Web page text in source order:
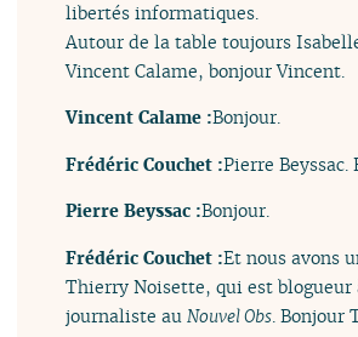
libertés informatiques.
Autour de la table toujours
Vincent Calame, bonjour Vincent.
Vincent Calame :Bonjour.
Frédéric Couchet :Pierre Beyssac.
Pierre Beyssac :Bonjour.
Frédéric Couchet :Et nous avons
Thierry Noisette, qui est blogueur
journaliste au Nouvel Obs . Bonjour